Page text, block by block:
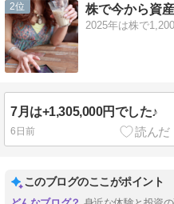
2 株で今から資
2025年は株で
7月は+1,305,000円でした♪
6日前
このブログのここがポイント